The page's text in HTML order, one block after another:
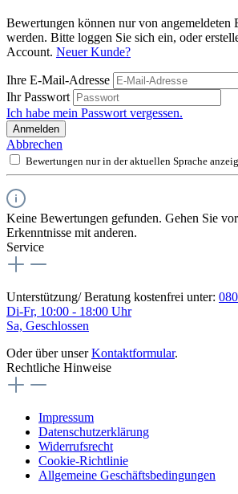
Bewertungen können nur von angemeldeten
werden. Bitte loggen Sie sich ein, oder
Account. Neuer Kunde?
Ihre E-Mail-Adresse
Ihr Passwort
Ich habe mein Passwort vergessen.
Anmelden
Abbrechen
Bewertungen nur in der aktuellen Sprache
Keine Bewertungen gefunden. Gehen Sie
Erkenntnisse mit anderen.
Service
Unterstützung/ Beratung kostenfrei unter:
Di-Fr, 10:00 - 18:00 Uhr
Sa, Geschlossen
Oder über unserKontaktformular.
Rechtliche Hinweise
Impressum
Datenschutzerklärung
Widerrufsrecht
Cookie-Richtlinie
Allgemeine Geschäftsbedingungen